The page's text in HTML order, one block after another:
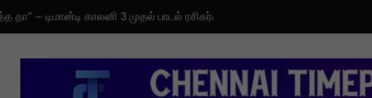
தா” – டிமான்டி காலனி 3 முதல் பாடல் ரசிகர்களை கவர்ந்து வருகிறது!